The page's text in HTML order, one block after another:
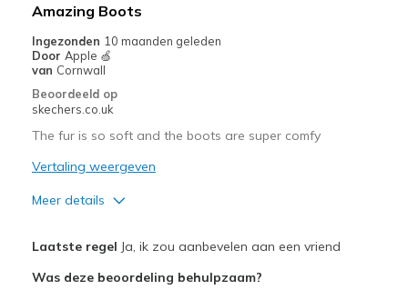
Amazing Boots
Ingezonden 10 maanden geleden
Door Apple 🍏
van Cornwall
Beoordeeld op
skechers.co.uk
The fur is so soft and the boots are super comfy
Vertaling weergeven
Meer details
Laatste regel Ja, ik zou aanbevelen aan een vriend
Was deze beoordeling behulpzaam?